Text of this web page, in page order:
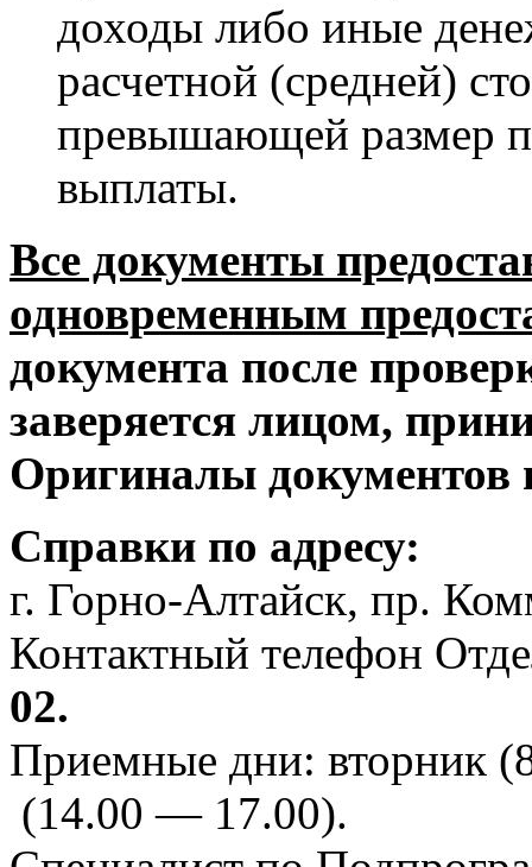
доходы либо иные
расчетной (средней)
превышающей размер
выплаты.
Все документы
одновременным
документа после
заверяется лицом,
Оригиналы
Справки по адресу:
г. Горно-Алтайск, пр.
Контактный телефон
02.
Приемные дни: вторник
(14.00 — 17.00).